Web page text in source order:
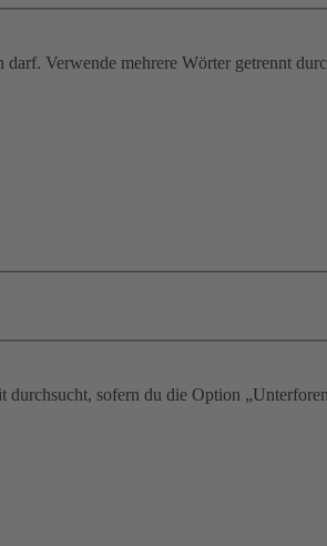
Verwende mehrere Wörter getrennt
sofern du die Option